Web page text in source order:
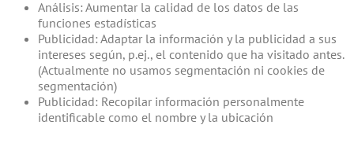
Análisis: Aumentar la calidad de los datos de las
funciones estadísticas
Publicidad: Adaptar la información y la publicidad a sus
intereses según, p.ej., el contenido que ha visitado antes.
(Actualmente no usamos segmentación ni cookies de
segmentación)
Publicidad: Recopilar información personalmente
identificable como el nombre y la ubicación